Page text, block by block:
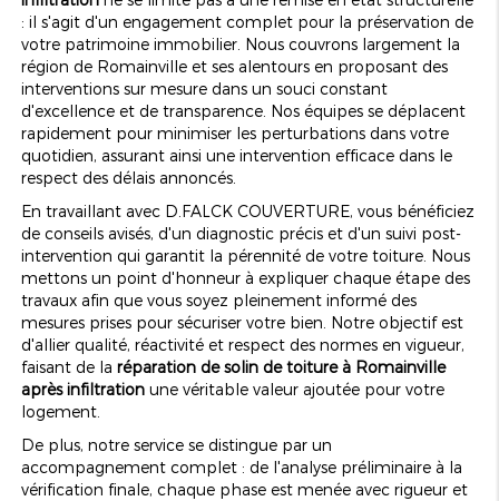
: il s'agit d'un engagement complet pour la préservation de
votre patrimoine immobilier. Nous couvrons largement la
région de Romainville et ses alentours en proposant des
interventions sur mesure dans un souci constant
d'excellence et de transparence. Nos équipes se déplacent
rapidement pour minimiser les perturbations dans votre
quotidien, assurant ainsi une intervention efficace dans le
respect des délais annoncés.
En travaillant avec D.FALCK COUVERTURE, vous bénéficiez
de conseils avisés, d'un diagnostic précis et d'un suivi post-
intervention qui garantit la pérennité de votre toiture. Nous
mettons un point d'honneur à expliquer chaque étape des
travaux afin que vous soyez pleinement informé des
mesures prises pour sécuriser votre bien. Notre objectif est
d'allier qualité, réactivité et respect des normes en vigueur,
faisant de la réparation de solin de toiture à Romainville
après infiltrationune véritable valeur ajoutée pour votre
logement.
De plus, notre service se distingue par un
accompagnement complet : de l'analyse préliminaire à la
vérification finale, chaque phase est menée avec rigueur et